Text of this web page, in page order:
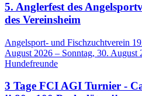
5. Anglerfest des
des Vereinsheim
Angelsport- und Fischzuchtverein
August 2026 – Sonntag, 30. August
Hundefreunde
3 Tage FCI AGI Turnier -